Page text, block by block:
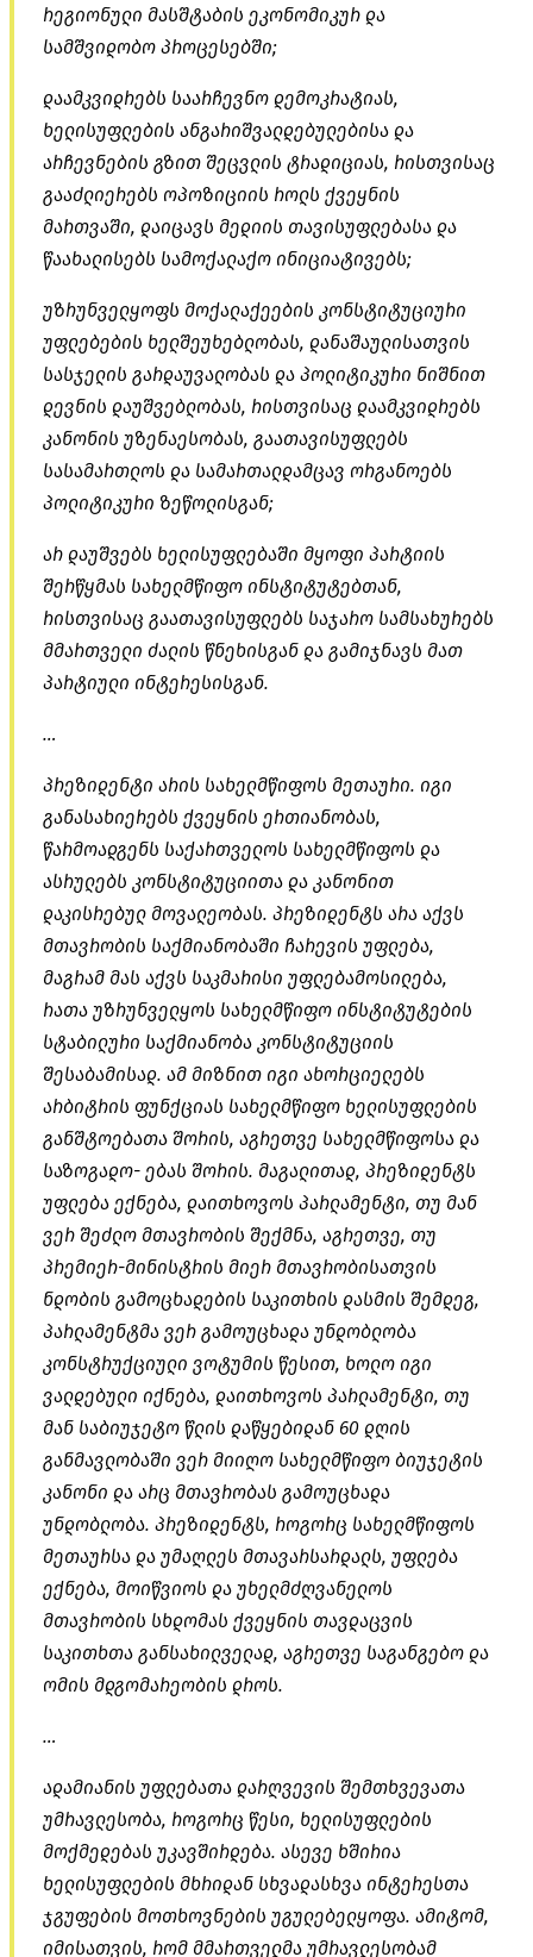
რეგიონული მასშტაბის ეკონომიკურ და
სამშვიდობო პროცესებში;
დაამკვიდრებს საარჩევნო დემოკრატიას,
ხელისუფლების ანგარიშვალდებულებისა და
არჩევნების გზით შეცვლის ტრადიციას, რისთვისაც
გააძლიერებს ოპოზიციის როლს ქვეყნის
მართვაში, დაიცავს მედიის თავისუფლებასა და
წაახალისებს სამოქალაქო ინიციატივებს;
უზრუნველყოფს მოქალაქეების კონსტიტუციური
უფლებების ხელშეუხებლობას, დანაშაულისათვის
სასჯელის გარდაუვალობას და პოლიტიკური ნიშნით
დევნის დაუშვებლობას, რისთვისაც დაამკვიდრებს
კანონის უზენაესობას, გაათავისუფლებს
სასამართლოს და სამართალდამცავ ორგანოებს
პოლიტიკური ზეწოლისგან;
არ დაუშვებს ხელისუფლებაში მყოფი პარტიის
შერწყმას სახელმწიფო ინსტიტუტებთან,
რისთვისაც გაათავისუფლებს საჯარო სამსახურებს
მმართველი ძალის წნეხისგან და გამიჯნავს მათ
პარტიული ინტერესისგან.
…
პრეზიდენტი არის სახელმწიფოს მეთაური. იგი
განასახიერებს ქვეყნის ერთიანობას,
წარმოადგენს საქართველოს სახელმწიფოს და
ასრულებს კონსტიტუციითა და კანონით
დაკისრებულ მოვალეობას. პრეზიდენტს არა აქვს
მთავრობის საქმიანობაში ჩარევის უფლება,
მაგრამ მას აქვს საკმარისი უფლებამოსილება,
რათა უზრუნველყოს სახელმწიფო ინსტიტუტების
სტაბილური საქმიანობა კონსტიტუციის
შესაბამისად. ამ მიზნით იგი ახორციელებს
არბიტრის ფუნქციას სახელმწიფო ხელისუფლების
განშტოებათა შორის, აგრეთვე სახელმწიფოსა და
საზოგადო- ებას შორის. მაგალითად, პრეზიდენტს
უფლება ექნება, დაითხოვოს პარლამენტი, თუ მან
ვერ შეძლო მთავრობის შექმნა, აგრეთვე, თუ
პრემიერ-მინისტრის მიერ მთავრობისათვის
ნდობის გამოცხადების საკითხის დასმის შემდეგ,
პარლამენტმა ვერ გამოუცხადა უნდობლობა
კონსტრუქციული ვოტუმის წესით, ხოლო იგი
ვალდებული იქნება, დაითხოვოს პარლამენტი, თუ
მან საბიუჯეტო წლის დაწყებიდან 60 დღის
განმავლობაში ვერ მიიღო სახელმწიფო ბიუჯეტის
კანონი და არც მთავრობას გამოუცხადა
უნდობლობა. პრეზიდენტს, როგორც სახელმწიფოს
მეთაურსა და უმაღლეს მთავარსარდალს, უფლება
ექნება, მოიწვიოს და უხელმძღვანელოს
მთავრობის სხდომას ქვეყნის თავდაცვის
საკითხთა განსახილველად, აგრეთვე საგანგებო და
ომის მდგომარეობის დროს.
…
ადამიანის უფლებათა დარღვევის შემთხვევათა
უმრავლესობა, როგორც წესი, ხელისუფლების
მოქმედებას უკავშირდება. ასევე ხშირია
ხელისუფლების მხრიდან სხვადასხვა ინტერესთა
ჯგუფების მოთხოვნების უგულებელყოფა. ამიტომ,
იმისათვის, რომ მმართველმა უმრავლესობამ